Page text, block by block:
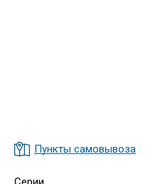
Пункты самовывоза